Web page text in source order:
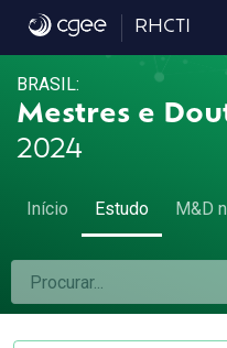
2.6 Titulação por
RHCTI
BRASIL:
Mestres e
2024
Início Estudo M&D